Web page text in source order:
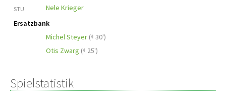
STU
Nele Krieger
Ersatzbank
Michel Steyer ( 30')
Otis Zwarg ( 25')
Spielstatistik